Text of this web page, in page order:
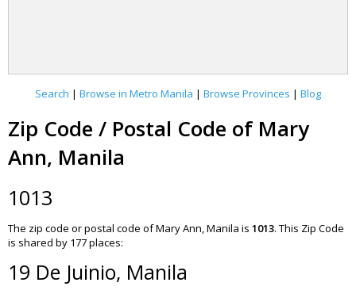
Search | Browse in Metro Manila | Browse Provinces | Blog
Zip Code / Postal Code of Mary
Ann, Manila
1013
The zip code or postal code of Mary Ann, Manila is 1013. This Zip Code
is shared by 177 places:
19 De Juinio, Manila